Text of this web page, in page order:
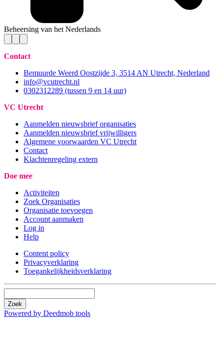
Beheersing van het Nederlands
Contact
Bemuurde Weerd Oostzijde 3, 3514 AN Utrecht, Nederland
info@vcutrecht.nl
0302312289 (tussen 9 en 14 uur)
VC Utrecht
Aanmelden nieuwsbrief organisaties
Aanmelden nieuwsbrief vrijwilligers
Algemene voorwaarden VC Utrecht
Contact
Klachtenregeling extern
Doe mee
Activiteiten
Zoek Organisaties
Organisatie toevoegen
Account aanmaken
Log in
Help
Content policy
Privacyverklaring
Toegankelijkheidsverklaring
Zoek
Powered by Deedmob tools